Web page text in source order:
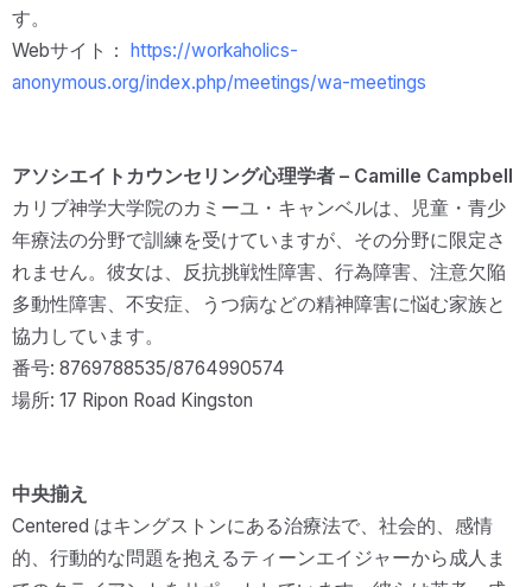
す。
Webサイト：
https://workaholics-
anonymous.org/index.php/meetings/wa-meetings
アソシエイトカウンセリング心理学者 – Camille Campbell
カリブ神学大学院のカミーユ・キャンベルは、児童・青少
年療法の分野で訓練を受けていますが、その分野に限定さ
れません。彼女は、反抗挑戦性障害、行為障害、注意欠陥
多動性障害、不安症、うつ病などの精神障害に悩む家族と
協力しています。
番号: 8769788535/8764990574
場所: 17 Ripon Road Kingston
中央揃え
Centered はキングストンにある治療法で、社会的、感情
的、行動的な問題を抱えるティーンエイジャーから成人ま